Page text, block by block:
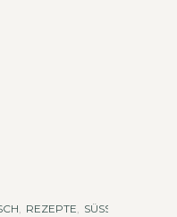
, REZEPTE, SÜSSES O